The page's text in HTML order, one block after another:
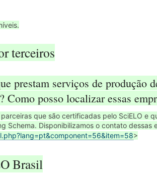
terceiros
prestam serviços de produção
posso localizar essas
que são certificadas pelo SciELO e
Schema. Disponibilizamos o contato dessas
>
Brasil